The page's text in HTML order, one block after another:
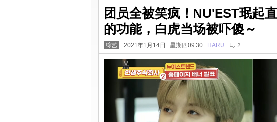
团员全被笑疯！NU'EST珉起
的功能，白虎当场被吓傻～
综艺 2021年1月14日 星期四09:30 HARU 2